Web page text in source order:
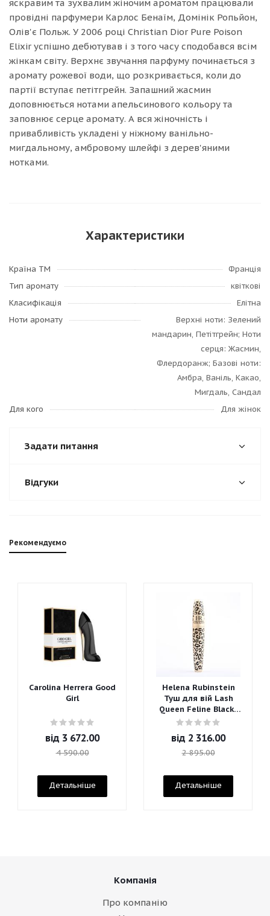
яскравим та зухвалим жіночим ароматом працювали
провідні парфумери Карлос Бенаїм, Домінік Ропьйон,
Олів'є Польж. У 2006 році Christian Dior Pure Poison
Elixir успішно дебютував і з того часу сподобався всім
жінкам світу. Верхнє звучання парфуму починається з
аромату рожевої води, що розкривається, коли до
партії вступає петітгрейн. Запашний жасмин
доповнюється нотами апельсинового кольору та
заповнює серце аромату. А вся жіночність і
привабливість укладені у ніжному ванільно-
мигдальному, амбровому шлейфі з дерев'яними
нотками.
Характеристики
Країна ТМ
Франція
Тип аромату
квіткові
Класифікація
Елітна
Ноти аромату
Верхні ноти: Зелений
мандарин, Петітгрейн; Ноти
серця: Жасмин,
Флердоранж; Базові ноти:
Амбра, Ваніль, Какао,
Мигдаль, Сандал
Для кого
Для жінок
Задати питання
Відгуки
Рекомендуємо
Carolina Herrera Good
Girl
від 3 672.00
4 590.00
Детальніше
Helena Rubinstein
Туш для вій Lash
Queen Feline Blacks
Mascara
від 2 316.00
2 895.00
Детальніше
Компанія
Про компанію